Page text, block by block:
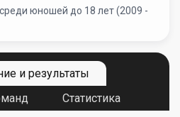
юношей до 18 лет (2009 -
и результаты
Статистика